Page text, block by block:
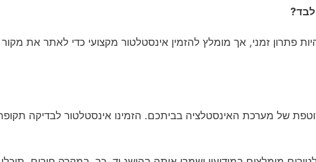
פתרון זמני, אך מומלץ להזמין אינסטלטור מקצועי כדי לאתר את מקור
של מערכת האינסטלציה בביתכם. הזמינו אינסטלטור לבדיקה